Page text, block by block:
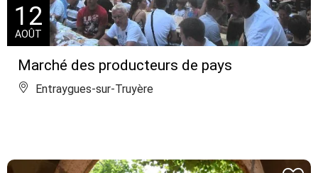
Marché des producteurs de pays
12
AOÛT
Entraygues-sur-Truyère